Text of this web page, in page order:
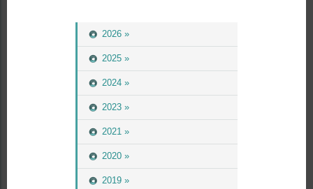
2026 »
2025 »
2024 »
2023 »
2021 »
2020 »
2019 »